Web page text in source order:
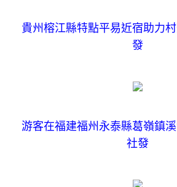
貴州榕江縣特點平易近宿助力
發
游客在福建福州永泰縣葛嶺鎮
社發